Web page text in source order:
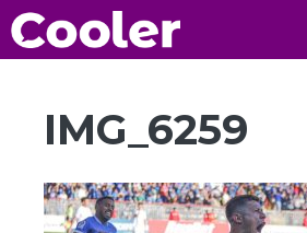
Saltar
al
IMG_6259